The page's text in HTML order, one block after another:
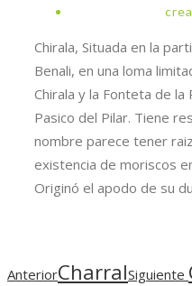
Chirala, Situada en la
Benali, en una loma
Chirala y la Fonteta de la
Pasico del Pilar. Tiene
nombre parece tener
existencia de moriscos
Originó el apodo de su
AnteriorCharralSiguiente